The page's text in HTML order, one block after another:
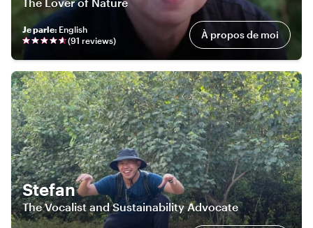
Je parle: English
(91 reviews) À propos de moi
Stefan
The Vocalist and Sustainability Advocate